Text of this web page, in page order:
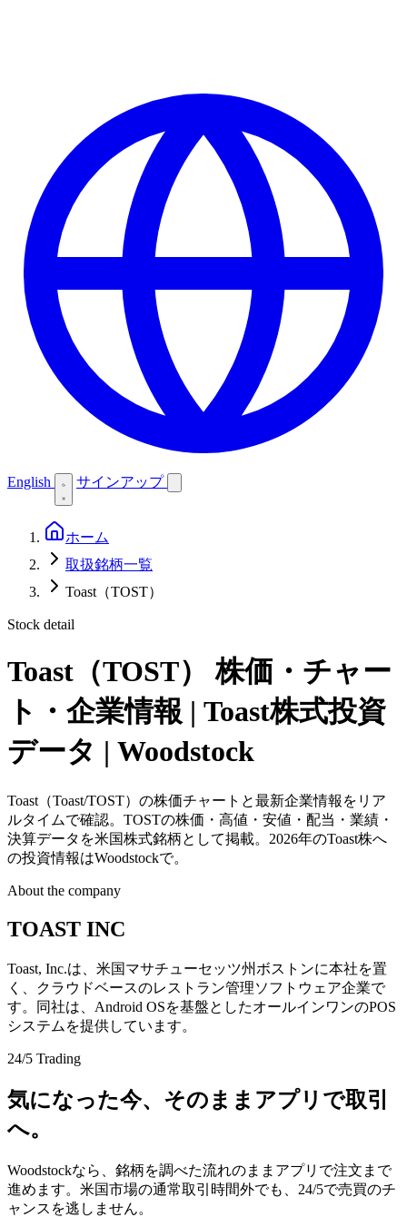
English サインアップ
ホーム
取扱銘柄一覧
Toast（TOST）
Stock detail
Toast（TOST）
株価・チャー
ト・企業情報 | Toast株式投資
データ | Woodstock
Toast（Toast/TOST）の株価チャートと最新企業情報をリア
ルタイムで確認。TOSTの株価・高値・安値・配当・業績・
決算データを米国株式銘柄として掲載。2026年のToast株へ
の投資情報はWoodstockで。
About the company
TOAST INC
Toast, Inc.は、米国マサチューセッツ州ボストンに本社を置
く、クラウドベースのレストラン管理ソフトウェア企業で
す。同社は、Android OSを基盤としたオールインワンのPOS
システムを提供しています。
24/5 Trading
気になった今、そのままアプリで取引
へ。
Woodstockなら、銘柄を調べた流れのままアプリで注文まで
進めます。米国市場の通常取引時間外でも、24/5で売買のチ
ャンスを逃しません。